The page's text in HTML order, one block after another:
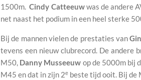
1500m.Cindy Catteeuwwas de andere
net naast het podium in een heel sterke
Bij de mannen vielen de prestaties van
tevens een nieuw clubrecord. De andere
M50, Danny Musseeuw op de 5000m bij
M45 en dat in zijn 2e beste tijd ooit. Bij de